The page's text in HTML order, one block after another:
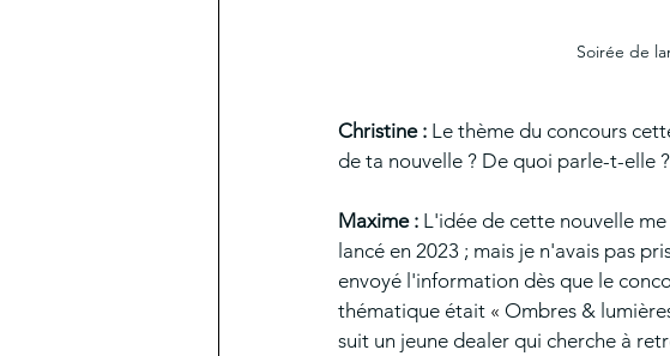
Soirée de
Christine : Le thème du concours
de ta nouvelle ? De quoi parle-t-elle ?
Maxime : L'idée de cette nouvelle
lancé en 2023 ; mais je n'avais pas
envoyé l'information dès que le
thématique était « Ombres &
suit un jeune dealer qui cherche à